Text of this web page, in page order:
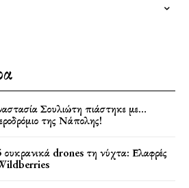
Σουλιώτη πιάστηκε με…
της Νάπολης!
drones τη νύχτα: Ελαφρές